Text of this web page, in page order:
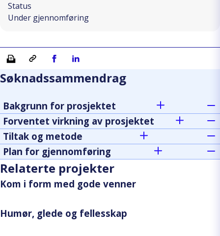
Status
Under gjennomføring
Skriv ut Kopiera länkDel på Facebook
Del på Linkedin
Søknadssammendrag
Bakgrunn for prosjektet
Forventet virkning av prosjektet
Tiltak og metode
Plan for gjennomføring
Relaterte projekter
Kom i form med gode venner
Humør, glede og fellesskap